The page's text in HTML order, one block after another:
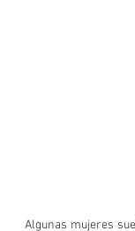
Algunas mujeres